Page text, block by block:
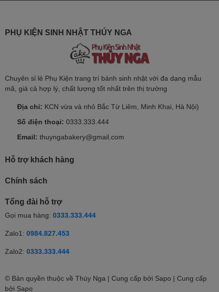
PHỤ KIỆN SINH NHẬT THÚY NGA
Chuyên sỉ lẻ Phụ Kiện trang trí bánh sinh nhật với đa dạng mẫu
mã, giá cả hợp lý, chất lượng tốt nhất trên thị trường
Địa chỉ: KCN vừa và nhỏ Bắc Từ Liêm, Minh Khai, Hà Nội)
Số điện thoại: 0333.333.444
Email: thuyngabakery@gmail.com
Hỗ trợ khách hàng
Chính sách
Tổng đài hỗ trợ
Gọi mua hàng: 0333.333.444
Zalo1: 0984.827.453
Zalo2: 0333.333.444
© Bản quyền thuộc về Thúy Nga | Cung cấp bởi Sapo | Cung cấp
bởi Sapo